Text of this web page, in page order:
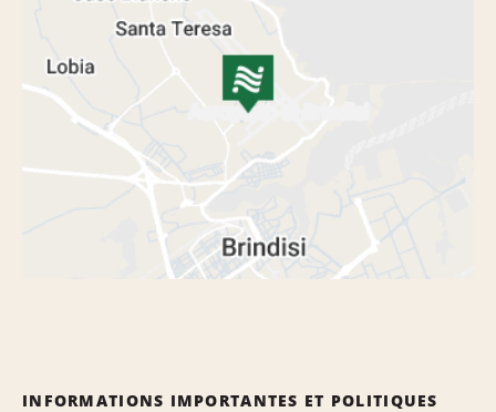
INFORMATIONS IMPORTANTES ET POLITIQUES